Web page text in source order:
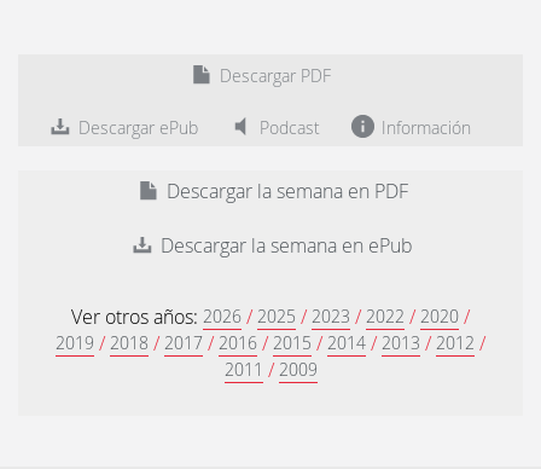
Descargar PDF
Descargar ePub Podcast Información
Descargar la semana en PDF
Descargar la semana en ePub
Ver otros años: 2026 / 2025 / 2023 / 2022 / 2020 /
2019 / 2018 / 2017 / 2016 / 2015 / 2014 / 2013 / 2012 /
2011 / 2009